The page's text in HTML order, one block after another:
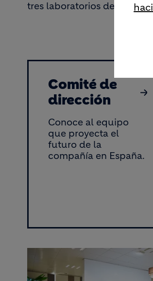
tres laboratorios dedicados
Comité de
dirección
Conoce al equipo
que proyecta el
futuro de la
compañía en España.